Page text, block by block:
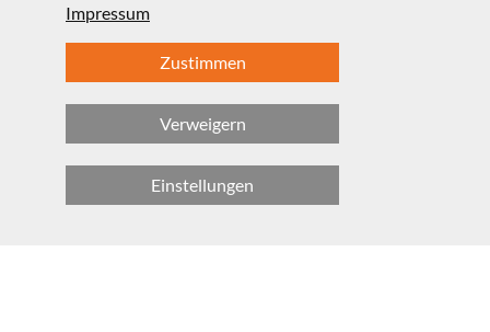
© LMU, Fakultät für Physik 2025
Impressum
Zustimmen
Verweigern
Einstellungen